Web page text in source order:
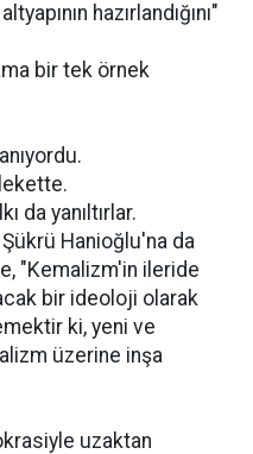
hazırlandığını"
bir tek örnek
da yanıltırlar.
Hanioğlu'na da
"Kemalizm'in ileride
bir ideoloji olarak
ki, yeni ve
üzerine inşa
uzaktan